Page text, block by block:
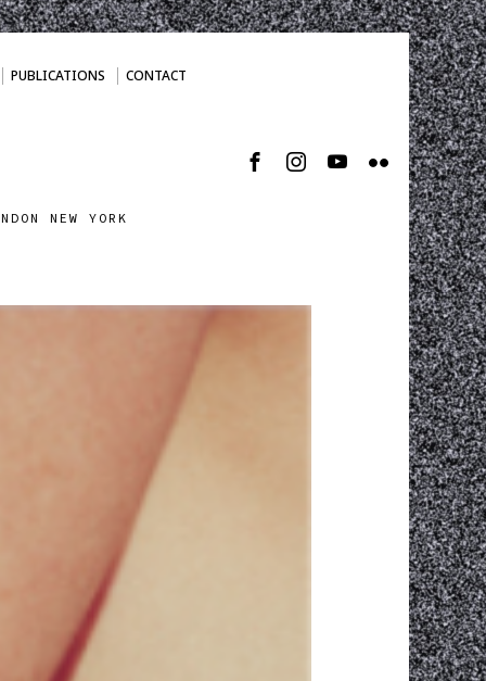
PUBLICATIONS CONTACT
NEW YORK